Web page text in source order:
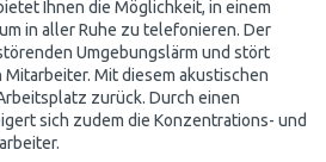
Ihnen die Möglichkeit, in einem
in aller Ruhe zu telefonieren. Der
Umgebungslärm und stört
Mit diesem akustischen
zurück. Durch einen
sich zudem die Konzentrations- und